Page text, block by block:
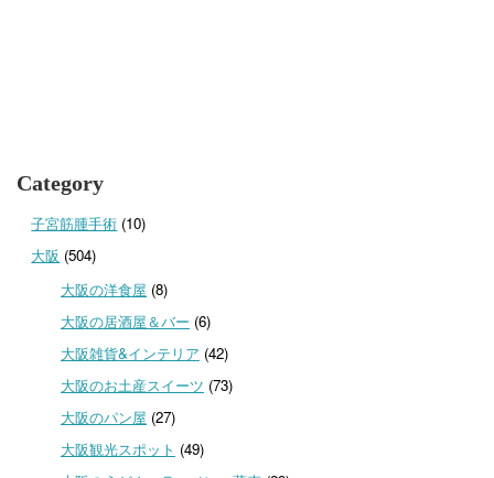
Category
子宮筋腫手術 (10)
大阪 (504)
大阪の洋食屋 (8)
大阪の居酒屋＆バー (6)
大阪雑貨&インテリア (42)
大阪のお土産スイーツ (73)
大阪のパン屋 (27)
大阪観光スポット (49)